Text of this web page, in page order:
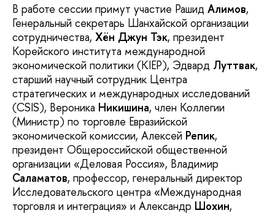
В работе сессии примут участие Рашид Алимов,
Генеральный секретарь Шанхайской организации
сотрудничества, Хён Джун Тэк, президент
Корейского института международной
экономической политики (KIEP), Эдвард Луттвак,
старший научный сотрудник Центра
стратегических и международных исследований
(CSIS), Вероника Никишина, член Коллегии
(Министр) по торговле Евразийской
экономической комиссии, Алексей Репик,
президент Общероссийской общественной
организации «Деловая Россия», Владимир
Саламатов, профессор, генеральный директор
Исследовательского центра «Международная
торговля и интеграция» и Александр Шохин,